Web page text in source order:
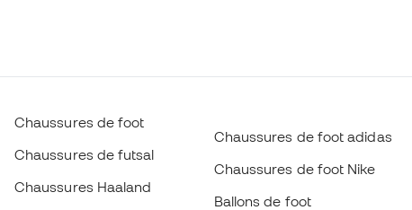
Chaussures de foot
Chaussures de futsal
Chaussures Haaland
Chaussures de foot adidas
Chaussures de foot Nike
Ballons de foot